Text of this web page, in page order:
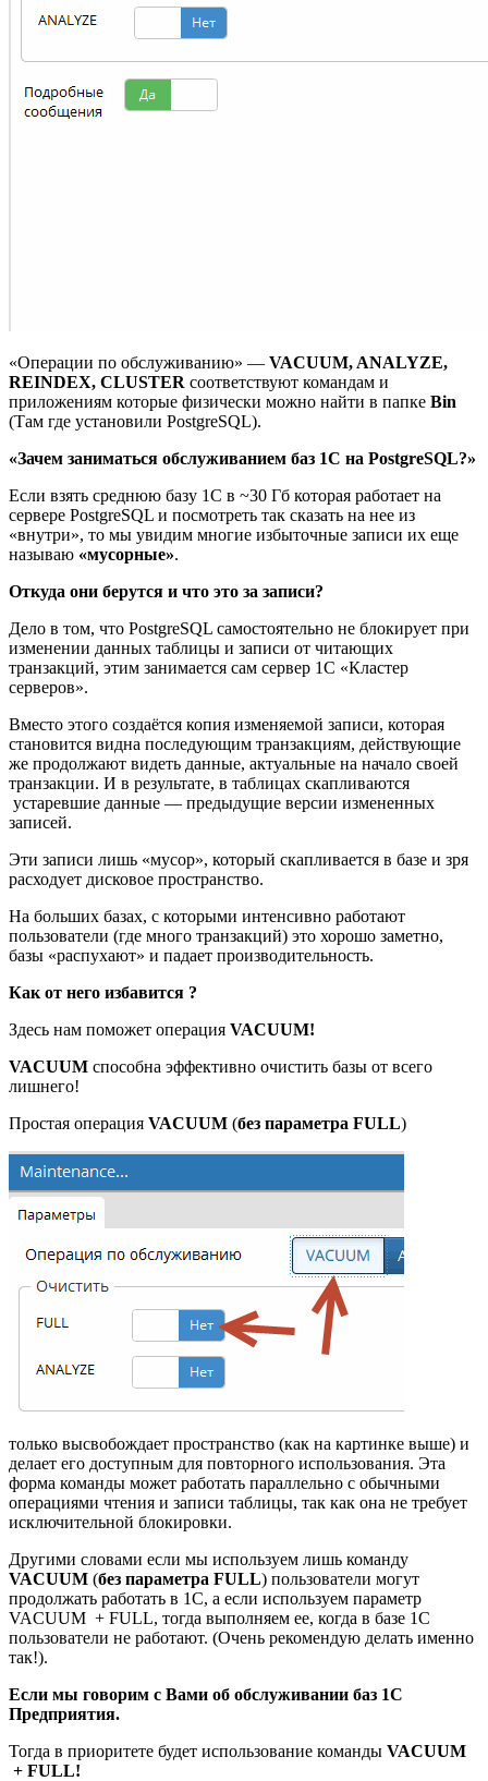
«Операции по обслуживанию» — VACUUM, ANALYZE,
REINDEX, CLUSTER соответствуют командам и
приложениям которые физически можно найти в папке Bin
(Там где установили PostgreSQL).
«Зачем заниматься обслуживанием баз 1С на PostgreSQL?»
Если взять среднюю базу 1С в ~30 Гб которая работает на
сервере PostgreSQL и посмотреть так сказать на нее из
«внутри», то мы увидим многие избыточные записи их еще
называю «мусорные».
Откуда они берутся и что это за записи?
Дело в том, что PostgreSQL самостоятельно не блокирует при
изменении данных таблицы и записи от читающих
транзакций, этим занимается сам сервер 1С «Кластер
серверов».
Вместо этого создаётся копия изменяемой записи, которая
становится видна последующим транзакциям, действующие
же продолжают видеть данные, актуальные на начало своей
транзакции. И в результате, в таблицах скапливаются
устаревшие данные — предыдущие версии измененных
записей.
Эти записи лишь «мусор», который скапливается в базе и зря
расходует дисковое пространство.
На больших базах, с которыми интенсивно работают
пользователи (где много транзакций) это хорошо заметно,
базы «распухают» и падает производительность.
Как от него избавится ?
Здесь нам поможет операция VACUUM!
VACUUM способна эффективно очистить базы от всего
лишнего!
Простая операция VACUUM (без параметра FULL)
только высвобождает пространство (как на картинке выше) и
делает его доступным для повторного использования. Эта
форма команды может работать параллельно с обычными
операциями чтения и записи таблицы, так как она не требует
исключительной блокировки.
Другими словами если мы используем лишь команду
VACUUM (без параметра FULL) пользователи могут
продолжать работать в 1С, а если используем параметр
VACUUM + FULL, тогда выполняем ее, когда в базе 1С
пользователи не работают. (Очень рекомендую делать именно
так!).
Если мы говорим с Вами об обслуживании баз 1С
Предприятия.
Тогда в приоритете будет использование команды VACUUM
+ FULL!